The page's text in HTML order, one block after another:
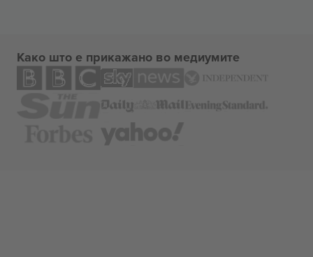
Како што е прикажано во медиумите